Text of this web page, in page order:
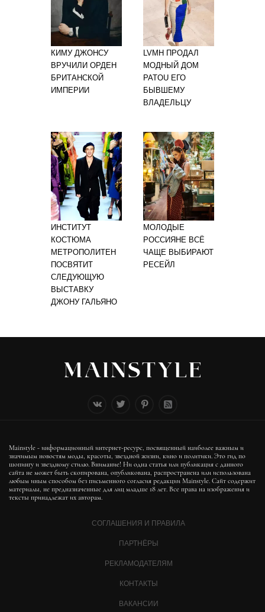
КИМУ ДЖОНСУ
ВРУЧИЛИ ОРДЕН
БРИТАНСКОЙ
ИМПЕРИИ
LVMH ПРОДАЛ
МОДНЫЙ ДОМ
PATOU ЕГО
БЫВШЕМУ
ВЛАДЕЛЬЦУ
ИНСТИТУТ
КОСТЮМА
МЕТРОПОЛИТЕН
ПОСВЯТИТ
СЛЕДУЮЩУЮ
ВЫСТАВКУ
ДЖОНУ ГАЛЬЯНО
МОЛОДЫЕ
РОССИЯНЕ ВСЁ
ЧАЩЕ ВЫБИРАЮТ
РЕСЕЙЛ
Mainstyle - информационный интернет-ресурс, посвященный наиболее важным и
значимым новостям моды, красоты, звездной жизни, кино и политики. Это гид по
шопингу и звездному стилю. Внимание! Ни одна статья или публикация с данного
сайта не может быть скопирована, опубликована, распространена или использована
любым иным способом без письменного согласия редакции Mainstyle. Сайт содержит
материалы, не предназначенные для лиц младше 18 лет. Все права на изображения и
тексты принадлежат их авторам.
СОГЛАШЕНИЯ И ПРАВИЛА
ПАРТНЁРЫ
РЕКЛАМОДАТЕЛЯМ
КОНТАКТЫ
ВАКАНСИИ